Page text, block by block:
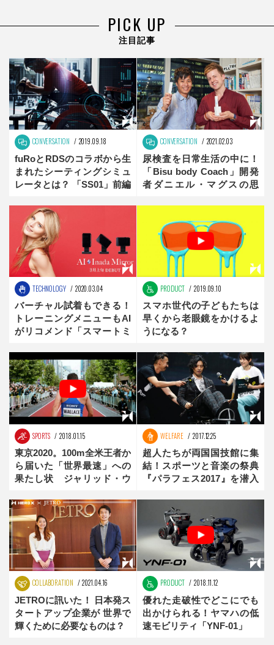
PICK UP
注目記事
CONVERSATION 2019.09.18
fuRoとRDSのコラボから生
まれたシーティングシミュ
レータとは？ 「SS01」前編
CONVERSATION 2021.02.03
尿検査を日常生活の中に！
「Bisu body Coach」開発
者ダニエル・マグスの思
TECHNOLOGY 2020.03.04
バーチャル試着もできる！
トレーニングメニューもAI
がリコメンド「スマートミ
PRODUCT 2019.09.10
スマホ世代の子どもたちは
早くから老眼鏡をかけるよ
うになる？
SPORTS 2018.01.15
東京2020。100m全米王者か
ら届いた「世界最速」への
果たし状 ジャリッド・ウ
WELFARE 2017.12.25
超人たちが両国国技館に集
結！スポーツと音楽の祭典
『パラフェス2017』を潜入
COLLABORATION 2021.04.16
JETROに訊いた！ 日本発ス
タートアップ企業が 世界で
輝くために必要なものは？
PRODUCT 2018.11.12
優れた走破性でどこにでも
出かけられる！ヤマハの低
速モビリティ「YNF-01」